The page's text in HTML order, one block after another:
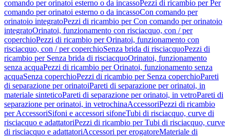
comando per orinatoi esterno o da incassoPezzi di ricambio per Per
comando per orinatoi esterno o da incassoCon comando per
orinatoio integratoPezzi di ricambio per Con comando per orinatoio
integratoOrinatoi, funzionamento con risciacquo, con / per
coperchioPezzi di ricambio per Orinatoi, funzionamento con
risciacquo, con / per coperchioSenza brida di risciacquoPezzi di
ricambio per Senza brida di risciacquoOrinatoi, funzionamento
senza acquaPezzi di ricambio per Orinatoi, funzionamento senza
acquaSenza coperchioPezzi di ricambio per Senza coperchioPareti
di separazione per orinatoiPareti di separazione per orinatoi, in
materiale sinteticoPareti di separazione per orinatoi, in vetroPareti di
separazione per orinatoi, in vetrochinaAccessoriPezzi di ricambio
per AccessoriSifoni e accessori sifoneTubi di risciacquo, curve di
risciacquo e adattatoriPezzi di ricambio per Tubi di risciacquo, curve
di risciacquo e adattatoriAccessori per erogatoreMateriale di